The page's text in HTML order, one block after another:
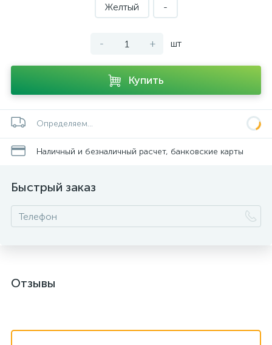
Желтый -
- + шт
Купить
Определяем...
Наличный и безналичный расчет, банковские карты
Быстрый заказ
Отзывы